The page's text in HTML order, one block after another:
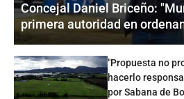
Concejal Daniel Briceño:
primera autoridad en
"Propuesta no
hacerlo
por Sabana de